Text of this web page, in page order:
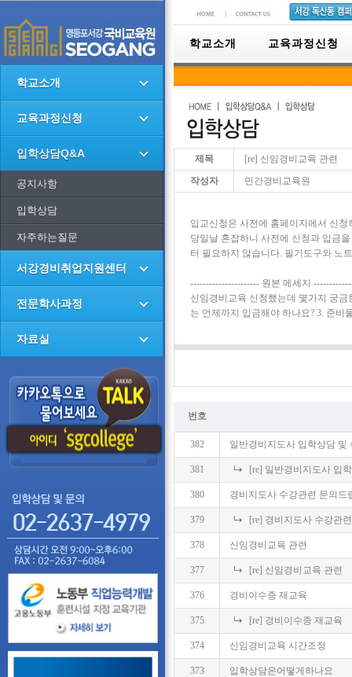
학교소개
교육과정신청
입학상담Q&A
공지사항
입학상담
자주하는질문
서강경비취업지원센터
전문학사과정
자료실
학교소개 교육과정신청
제목
[re] 신임경비교육 관련
작성자
민간경비교육원
입교신청은 사전에 홈페이지에서 신
당일날 혼잡하니 사전에 신청과 입금
터 필요하지 않습니다. 필기도구와 노
---------------------- 원본 메세지
신임경비교육 신청했는데 몇가지 궁
는 언제까지 입금해야 하나요? 3. 준비
번호
382 일반경비지도사 입학상담 및
381 [re] 일반경비지도사 입
380 경비지도사 수강관련 문의드
379 [re] 경비지도사 수강관
378 신임경비교육 관련
377 [re] 신임경비교육 관련
376 경비이수증 재교육
375 [re] 경비이수증 재교육
374 신임경비교육 시간조정
373 입학상담은어떻게하나요